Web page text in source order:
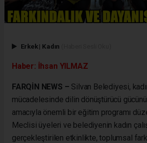
Erkek | Kadın
Haber: İhsan YILMAZ
FARQİN NEWS – Silvan Belediyesi,
mücadelesinde dilin dönüştürücü
amacıyla önemli bir eğitim programı
Meclisi üyeleri ve belediyenin kadın
gerçekleştirilen etkinlikte, toplumsal